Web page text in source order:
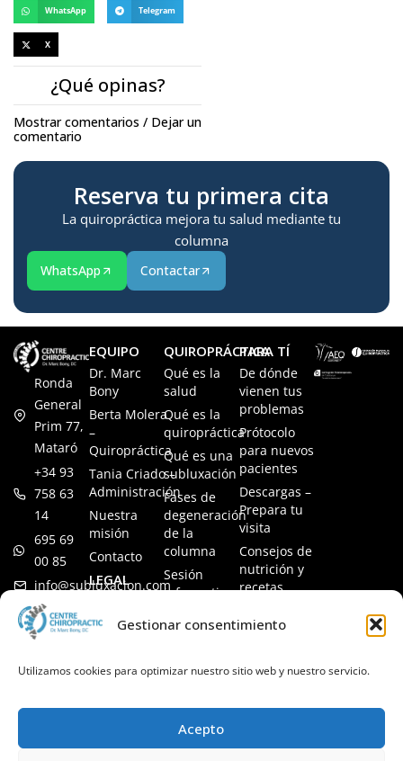
Gestionar consentimiento
Utilizamos cookies para optimizar nuestro sitio web y nuestro servicio.
Acepto
WhatsApp Telegram
X
¿Qué opinas?
Mostrar comentarios / Dejar un
comentario
Reserva tu primera cita
La quiropráctica mejora tu salud mediante tu
columna
WhatsApp Contactar
Ronda
General
Prim 77,
Mataró
+34 93
758 63
14
695 69
00 85
info@subluxacion.com
EQUIPO
Dr. Marc
Bony
Berta Molera
–
Quiropráctica
Tania Criado –
Administración
Nuestra
misión
Contacto
LEGAL
Política de
Política de
QUIROPRÁCTICA
Qué es la
salud
Qué es la
quiropráctica
Qué es una
subluxación
Fases de
degeneración
de la
columna
Sesión
informativa
Quiropráctica
para familias
para
para
empresas
PARA TÍ
De dónde
vienen tus
problemas
Prótocolo
para nuevos
pacientes
Descargas –
Prepara tu
visita
Consejos de
nutrición y
recetas
frecuentes